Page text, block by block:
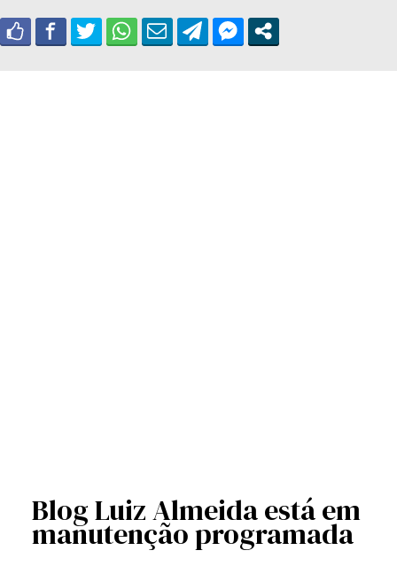
Blog Luiz Almeida está em
manutenção programada